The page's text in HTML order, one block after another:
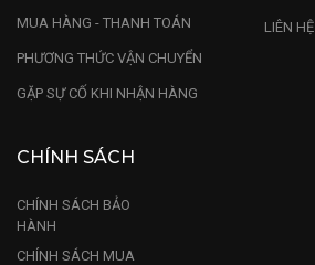
MUA HÀNG - THANH TOÁN
PHƯƠNG THỨC VẬN CHUYỂN
GẶP SỰ CỐ KHI NHẬN HÀNG
LIÊN HỆ
CHÍNH SÁCH
CHÍNH SÁCH BẢO
HÀNH
CHÍNH SÁCH MUA